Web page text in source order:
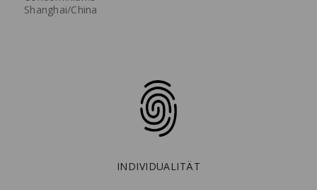
Shanghai/China
INDIVIDUALITÄT